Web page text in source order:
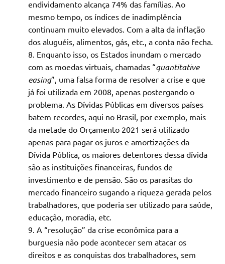
endividamento alcança 74% das famílias. Ao
mesmo tempo, os índices de inadimplência
continuam muito elevados. Com a alta da inflação
dos aluguéis, alimentos, gás, etc., a conta não fecha.
Enquanto isso, os Estados inundam o mercado
com as moedas virtuais, chamadas “quantitative
easing”, uma falsa forma de resolver a crise e que
já foi utilizada em 2008, apenas postergando o
problema. As Dívidas Públicas em diversos países
batem recordes, aqui no Brasil, por exemplo, mais
da metade do Orçamento 2021 será utilizado
apenas para pagar os juros e amortizações da
Dívida Pública, os maiores detentores dessa dívida
são as instituições financeiras, fundos de
investimento e de pensão. São os parasitas do
mercado financeiro sugando a riqueza gerada pelos
trabalhadores, que poderia ser utilizado para saúde,
educação, moradia, etc.
A “resolução” da crise econômica para a
burguesia não pode acontecer sem atacar os
direitos e as conquistas dos trabalhadores, sem